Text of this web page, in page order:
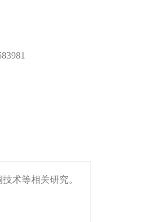
术等相关研究。